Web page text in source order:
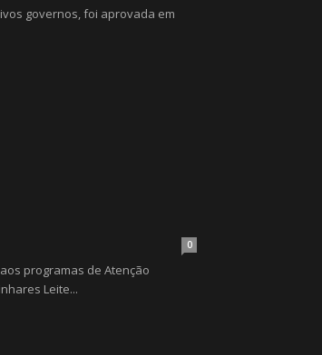
governos, foi aprovada em
0
programas de Atenção
Leite...